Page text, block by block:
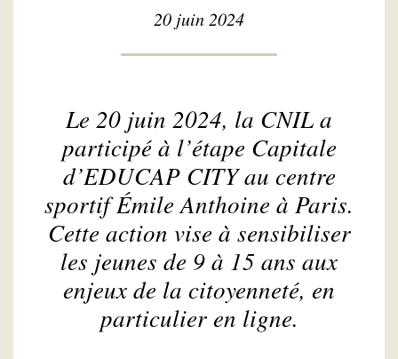
20 juin 2024
Le 20 juin 2024, la CNIL a
participé à l’étape Capitale
d’EDUCAP CITY au centre
sportif Émile Anthoine à Paris.
Cette action vise à sensibiliser
les jeunes de 9 à 15 ans aux
enjeux de la citoyenneté, en
particulier en ligne.